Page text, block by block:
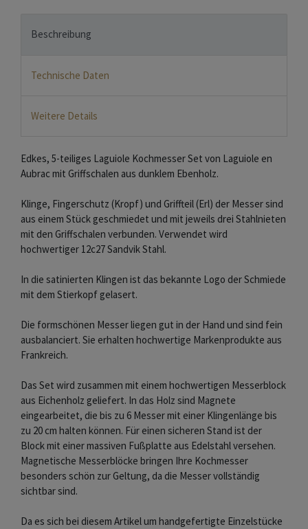
Beschreibung
Technische Daten
Weitere Details
Edkes, 5-teiliges Laguiole Kochmesser Set von Laguiole en
Aubrac mit Griffschalen aus dunklem Ebenholz.
Klinge, Fingerschutz (Kropf) und Griffteil (Erl) der Messer sind
aus einem Stück geschmiedet und mit jeweils drei Stahlnieten
mit den Griffschalen verbunden. Verwendet wird
hochwertiger 12c27 Sandvik Stahl.
In die satinierten Klingen ist das bekannte Logo der Schmiede
mit dem Stierkopf gelasert.
Die formschönen Messer liegen gut in der Hand und sind fein
ausbalanciert. Sie erhalten hochwertige Markenprodukte aus
Frankreich.
Das Set wird zusammen mit einem hochwertigen Messerblock
aus Eichenholz geliefert. In das Holz sind Magnete
eingearbeitet, die bis zu 6 Messer mit einer Klingenlänge bis
zu 20 cm halten können. Für einen sicheren Stand ist der
Block mit einer massiven Fußplatte aus Edelstahl versehen.
Magnetische Messerblöcke bringen Ihre Kochmesser
besonders schön zur Geltung, da die Messer vollständig
sichtbar sind.
Da es sich bei diesem Artikel um handgefertigte Einzelstücke